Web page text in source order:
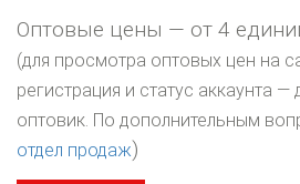
Оптовые цены — от 4
(для просмотра оптовых цен на
регистрация и статус аккаунта
оптовик. По дополнительным
отдел продаж)